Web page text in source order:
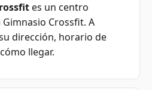
es un centro
Crossfit. A
dirección, horario de
llegar.